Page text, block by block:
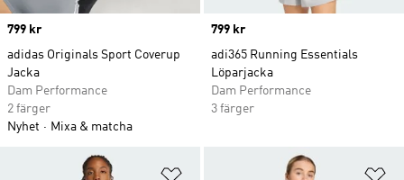
Price
799 kr
adidas Originals Sport Coverup
Jacka
Dam Performance
2 färger
Nyhet
Mixa & matcha
Price
799 kr
adi365 Running Essentials
Löparjacka
Dam Performance
3 färger
Lägg till på önskelistan